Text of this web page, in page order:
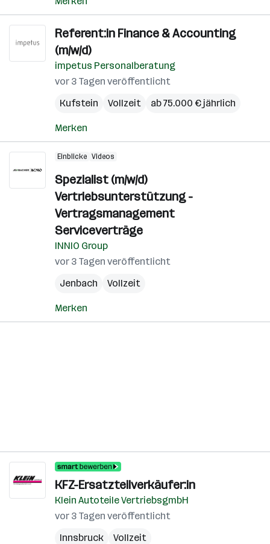
Referent:in Finance & Accounting
(m/w/d)
impetus Personalberatung
vor 3 Tagen veröffentlicht
Kufstein
Vollzeit ab 75.000 € jährlich
Merken
Einblicke Videos
Spezialist (m/w/d)
Vertriebsunterstützung -
Vertragsmanagement
Serviceverträge
INNIO Group
vor 3 Tagen veröffentlicht
Jenbach
Vollzeit
Merken
KFZ-Ersatzteilverkäufer:in
Klein Autoteile VertriebsgmbH
vor 3 Tagen veröffentlicht
Innsbruck
Vollzeit